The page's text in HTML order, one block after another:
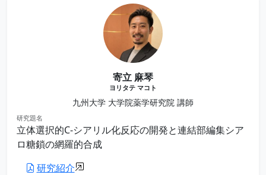
寄立 麻琴
ヨリタテ マコト
九州大学 大学院薬学研究院 講師
研究題名
立体選択的C-シアリル化反応の開発と連結部編集シア
ロ糖鎖の網羅的合成
研究紹介